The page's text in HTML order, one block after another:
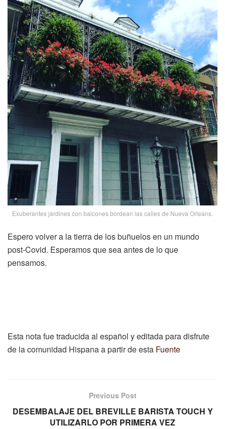
Exuberantes jardines con balcones bordean las calles de Nueva Orleans.
Espero volver a la tierra de los buñuelos en un mundo
post-Covid. Esperamos que sea antes de lo que
pensamos.
Esta nota fue traducida al español y editada para disfrute
de la comunidad Hispana a partir de esta Fuente
Previous Post
DESEMBALAJE DEL BREVILLE BARISTA TOUCH Y
UTILIZARLO POR PRIMERA VEZ